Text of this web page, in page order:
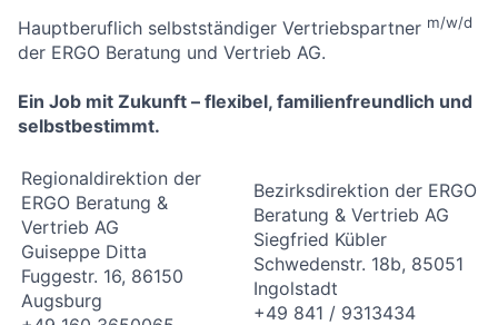
Hauptberuflich selbstständiger Vertriebspartner m/w/d
der ERGO Beratung und Vertrieb AG.
Ein Job mit Zukunft – flexibel, familienfreundlich und
selbstbestimmt.
Regionaldirektion der
ERGO Beratung &
Vertrieb AG
Guiseppe Ditta
Fuggestr. 16, 86150
Augsburg
Bezirksdirektion der ERGO
Beratung & Vertrieb AG
Siegfried Kübler
Schwedenstr. 18b, 85051
Ingolstadt
+49 841 / 9313434